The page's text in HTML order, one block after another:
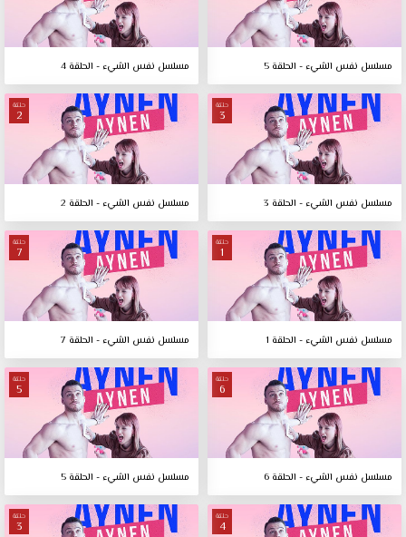
مسلسل نفس الشيء - الحلقة 5 مسلسل نفس الشيء - الحلقة 4
حلقة
3
مسلسل نفس الشيء - الحلقة 3
حلقة
2
مسلسل نفس الشيء - الحلقة 2
حلقة
1
مسلسل نفس الشيء - الحلقة 1
حلقة
7
مسلسل نفس الشيء - الحلقة 7
حلقة
6
مسلسل نفس الشيء - الحلقة 6
حلقة
5
مسلسل نفس الشيء - الحلقة 5
حلقة
4
حلقة
3